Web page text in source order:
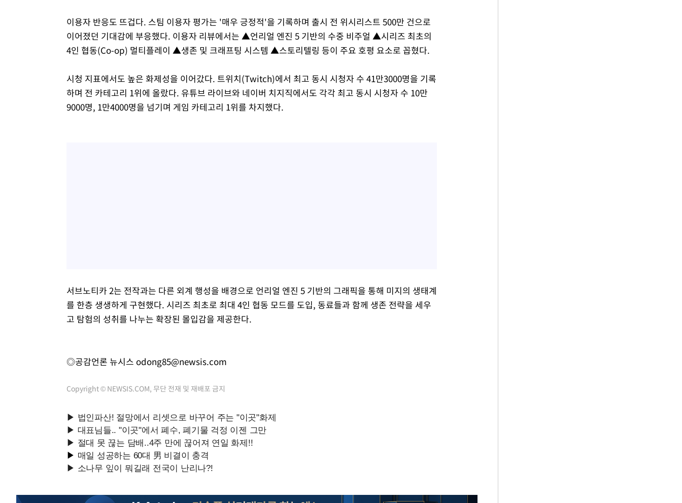
이용자 반응도 뜨겁다. 스팀 이용자 평가는 '매우 긍정적'을 기록하며 출시 전 위시리스트 500만 건으로
이어졌던 기대감에 부응했다. 이용자 리뷰에서는 ▲언리얼 엔진 5 기반의 수중 비주얼 ▲시리즈 최초의
4인 협동(Co-op) 멀티플레이 ▲생존 및 크래프팅 시스템 ▲스토리텔링 등이 주요 호평 요소로 꼽혔다.
시청 지표에서도 높은 화제성을 이어갔다. 트위치(Twitch)에서 최고 동시 시청자 수 41만3000명을 기록
하며 전 카테고리 1위에 올랐다. 유튜브 라이브와 네이버 치지직에서도 각각 최고 동시 시청자 수 10만
9000명, 1만4000명을 넘기며 게임 카테고리 1위를 차지했다.
서브노티카 2는 전작과는 다른 외계 행성을 배경으로 언리얼 엔진 5 기반의 그래픽을 통해 미지의 생태계
를 한층 생생하게 구현했다. 시리즈 최초로 최대 4인 협동 모드를 도입, 동료들과 함께 생존 전략을 세우
고 탐험의 성취를 나누는 확장된 몰입감을 제공한다.
◎공감언론 뉴시스 odong85@newsis.com
Copyright © NEWSIS.COM, 무단 전재 및 재배포 금지